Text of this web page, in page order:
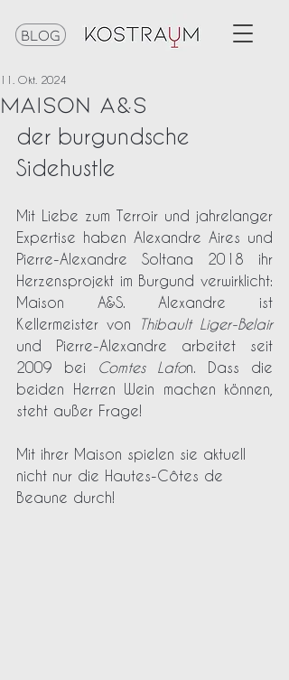
Blog
Maison A&S
11. Okt. 2024
der burgundsche
Sidehustle
Mit Liebe zum Terroir und jahrelanger
Expertise haben Alexandre Aires und
Pierre-Alexandre Soltana 2018 ihr
Herzensprojekt im Burgund verwirklicht:
Maison A&S. Alexandre ist
Kellermeister von
Thibault Liger-Belair
und Pierre-Alexandre arbeitet seit
2009 bei
Comtes Lafon. Dass die
beiden Herren Wein machen können,
steht außer Frage!
Mit ihrer Maison spielen sie aktuell
nicht nur die Hautes-Côtes de
Beaune durch!